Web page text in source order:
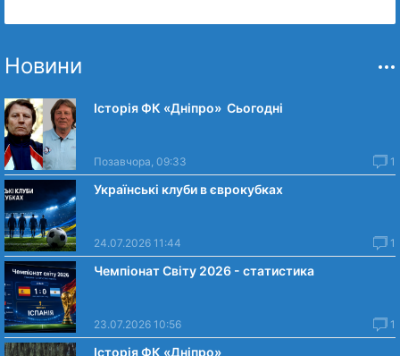
Новини
Історія ФК «Дніпро» Сьогодні
Позавчора, 09:33 1
Українські клуби в єврокубках
24.07.2026 11:44 1
Чемпіонат Світу 2026 - статистика
23.07.2026 10:56 1
Історія ФК «Дніпро»